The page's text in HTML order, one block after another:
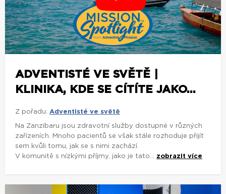
ADVENTISTÉ VE SVĚTĚ |
KLINIKA, KDE SE CÍTÍTE JAKO...
Z pořadu: Adventisté ve světě
Na Zanzibaru jsou zdravotní služby dostupné v různých
zařízeních. Mnoho pacientů se však stále rozhoduje přijít
sem kvůli tomu, jak se s nimi zachází.
V komunitě s nízkými příjmy, jako je tato... zobrazit více